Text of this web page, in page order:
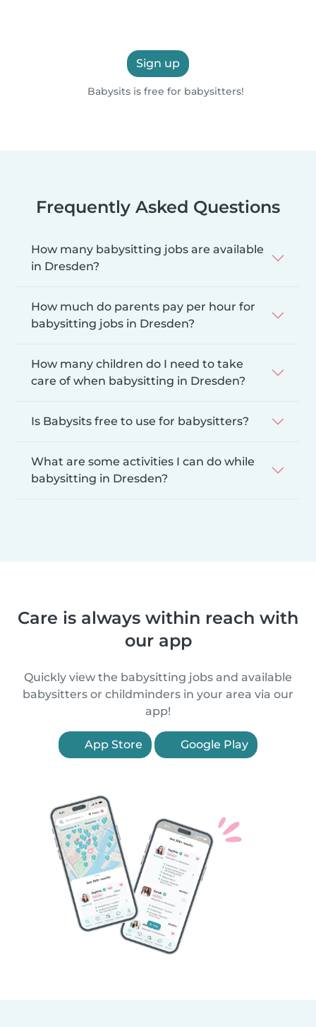
Sign up
Babysits is free for babysitters!
Frequently Asked Questions
How many babysitting jobs are available
in Dresden?
How much do parents pay per hour for
babysitting jobs in Dresden?
How many children do I need to take
care of when babysitting in Dresden?
Is Babysits free to use for babysitters?
What are some activities I can do while
babysitting in Dresden?
Care is always within reach with
our app
Quickly view the babysitting jobs and available
babysitters or childminders in your area via our
app!
App Store Google Play